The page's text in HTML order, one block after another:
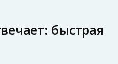
быстрая